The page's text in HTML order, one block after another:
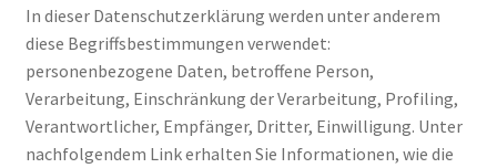
Versandarten
Vertrag widerrufen
In dieser Datenschutzerklärung werden unter anderem
diese Begriffsbestimmungen verwendet:
personenbezogene Daten, betroffene Person,
Verarbeitung, Einschränkung der Verarbeitung, Profiling,
Verantwortlicher, Empfänger, Dritter, Einwilligung. Unter
nachfolgendem Link erhalten Sie Informationen, wie die